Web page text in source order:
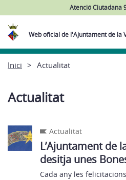
Atenció Ciutadana
Web oficial de l'Ajuntament de la
Inici Actualitat
Actualitat
Actualitat
L’Ajuntament de
desitja unes
Cada any les